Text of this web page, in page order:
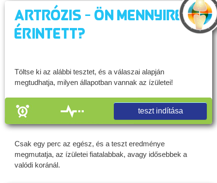
Artrózis - Ön mennyire
érintett?
Töltse ki az alábbi tesztet, és a válaszai alapján
megtudhatja, milyen állapotban vannak az ízületei!
teszt indítása
Csak egy perc az egész, és a teszt eredménye
megmutatja, az ízületei fiatalabbak, avagy idősebbek a
valódi koránál.